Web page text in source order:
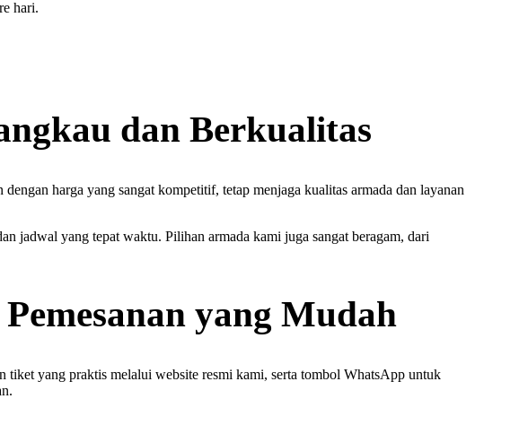
hari.
dan Berkualitas
harga yang sangat kompetitif, tetap menjaga kualitas armada dan layanan
jadwal yang tepat waktu. Pilihan armada kami juga sangat beragam, dari
yang Mudah
tiket yang praktis melalui website resmi kami, serta tombol WhatsApp untuk